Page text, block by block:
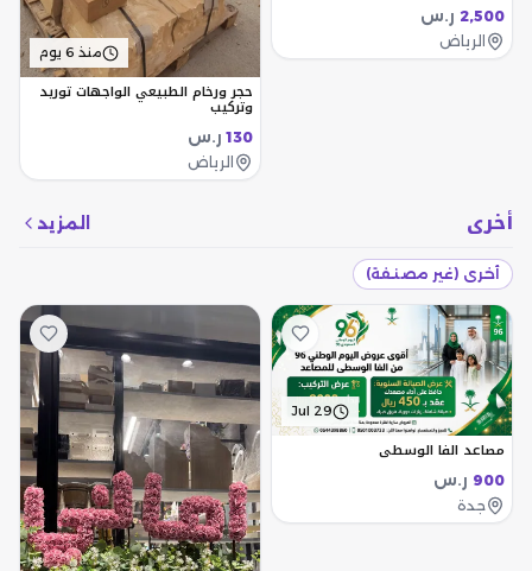
2,500 ر.س
الرياض
منذ 6 يوم
حجر ورخام الطبيعي الواجهات توريد
وتركيب
130 ر.س
الرياض
أخرى المزيد
أخرى (غير مصنفة)
Jul 29
مصاعد الفا الوسطي
900 ر.س
جدة